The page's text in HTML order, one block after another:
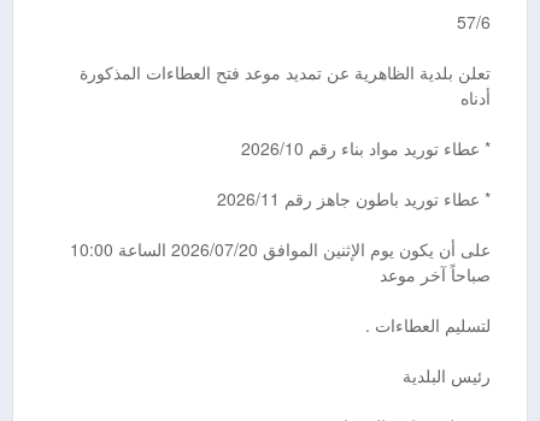
57/6
تعلن بلدية الظاهرية عن تمديد موعد فتح العطاءات المذكورة
أدناه
* عطاء توريد مواد بناء رقم 2026/10
* عطاء توريد باطون جاهز رقم 2026/11
على أن يكون يوم الإثنين الموافق 2026/07/20 الساعة 10:00
صباحاً آخر موعد
لتسليم العطاءات .
رئيس البلدية